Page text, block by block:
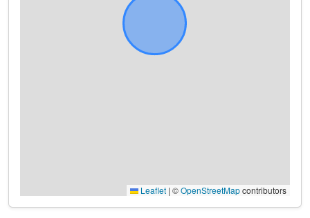
Leaflet | ©OpenStreetMapcontributors